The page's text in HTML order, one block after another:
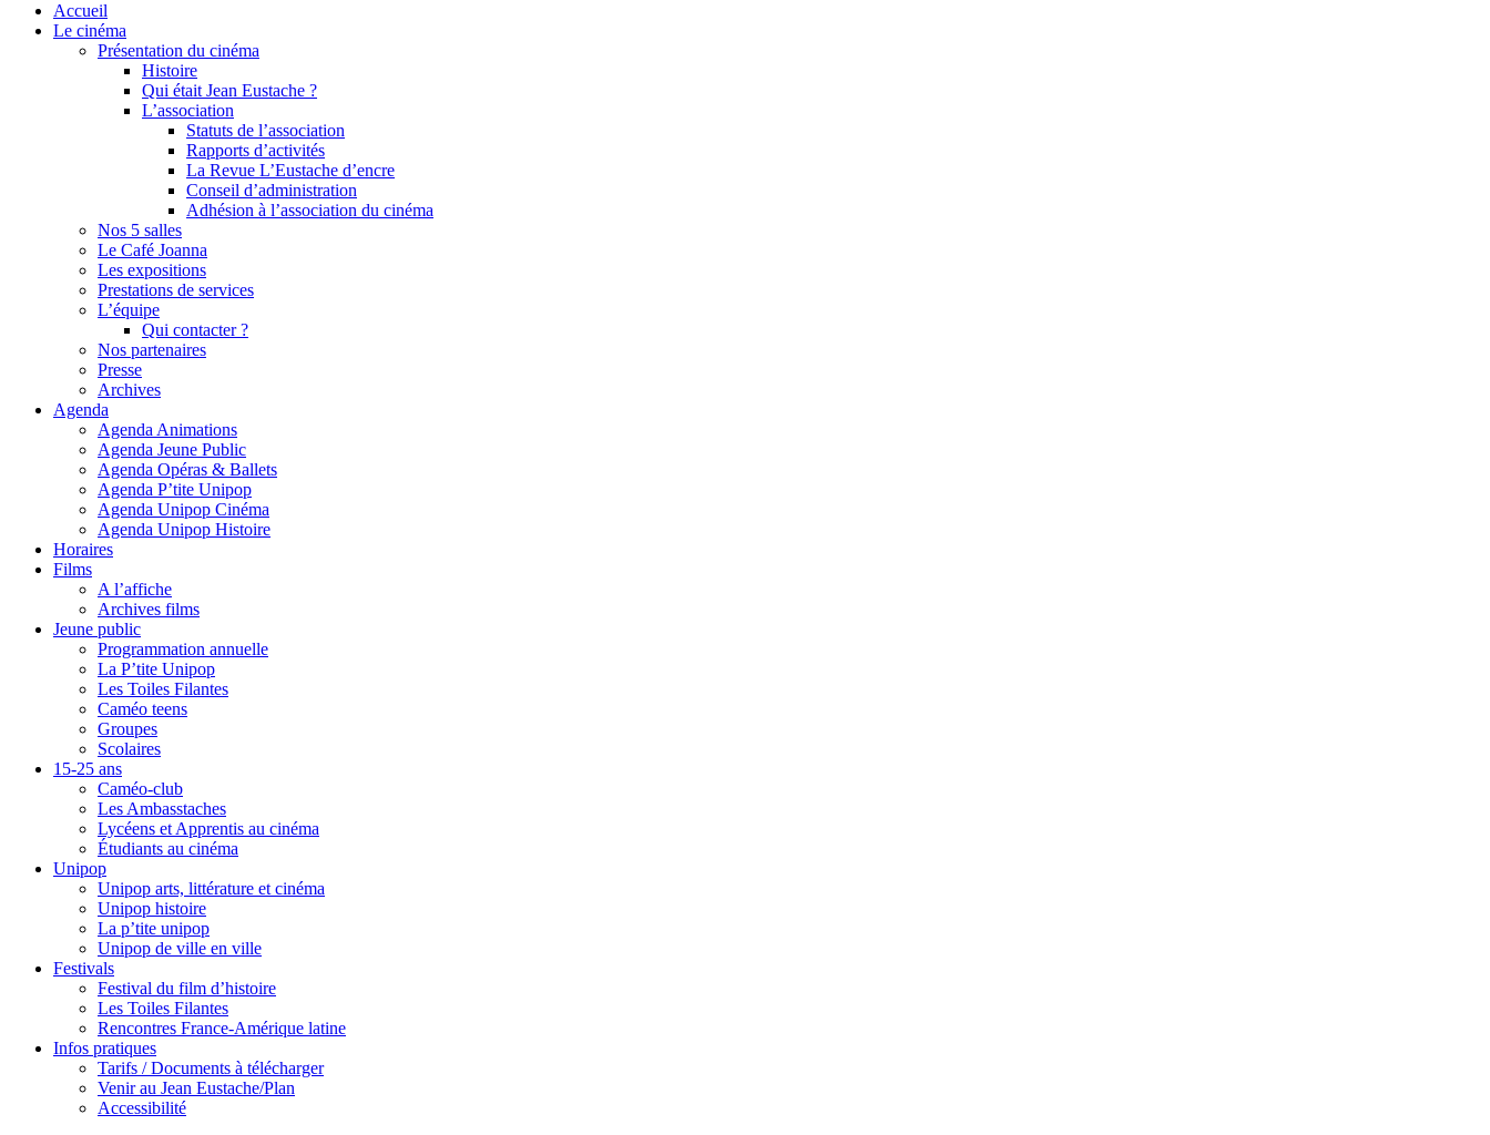
Accueil
Le cinéma
Présentation du cinéma
Histoire
Qui était Jean Eustache ?
L’association
Statuts de l’association
Rapports d’activités
La Revue L’Eustache d’encre
Conseil d’administration
Adhésion à l’association du cinéma
Nos 5 salles
Le Café Joanna
Les expositions
Prestations de services
L’équipe
Qui contacter ?
Nos partenaires
Presse
Archives
Agenda
Agenda Animations
Agenda Jeune Public
Agenda Opéras & Ballets
Agenda P’tite Unipop
Agenda Unipop Cinéma
Agenda Unipop Histoire
Horaires
Films
A l’affiche
Archives films
Jeune public
Programmation annuelle
La P’tite Unipop
Les Toiles Filantes
Caméo teens
Groupes
Scolaires
15-25 ans
Caméo-club
Les Ambasstaches
Lycéens et Apprentis au cinéma
Étudiants au cinéma
Unipop
Unipop arts, littérature et cinéma
Unipop histoire
La p’tite unipop
Unipop de ville en ville
Festivals
Festival du film d’histoire
Les Toiles Filantes
Rencontres France-Amérique latine
Infos pratiques
Tarifs / Documents à télécharger
Venir au Jean Eustache/Plan
Accessibilité